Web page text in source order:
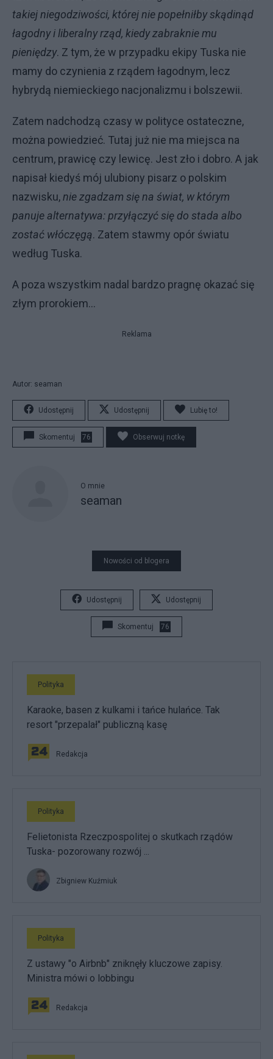
takiej niegodziwości, której nie popełniłby skądinąd
łagodny i liberalny rząd, kiedy zabraknie mu
pieniędzy. Z tym, że w przypadku ekipy Tuska nie
mamy do czynienia z rządem łagodnym, lecz
hybrydą niemieckiego nacjonalizmu i bolszewii.
Zatem nadchodzą czasy w polityce ostateczne,
można powiedzieć. Tutaj już nie ma miejsca na
centrum, prawicę czy lewicę. Jest zło i dobro. A jak
napisał kiedyś mój ulubiony pisarz o polskim
nazwisku,nie zgadzam się na świat, w którym
panuje alternatywa: przyłączyć się do stada albo
zostać włóczęgą. Zatem stawmy opór światu
według Tuska.
A poza wszystkim nadal bardzo pragnę okazać się
złym prorokiem...
Reklama
Autor: seaman
Udostępnij Udostępnij Lubię to!
Skomentuj 76 Obserwuj notkę
O mnie
seaman
Nowości od blogera
Udostępnij Udostępnij
Skomentuj 76
Polityka
Karaoke, basen z kulkami i tańce hulańce. Tak
resort "przepalał" publiczną kasę
Redakcja
Polityka
Felietonista Rzeczpospolitej o skutkach rządów
Tuska- pozorowany rozwój ...
Zbigniew Kuźmiuk
Polityka
Z ustawy "o Airbnb" zniknęły kluczowe zapisy.
Ministra mówi o lobbingu
Redakcja